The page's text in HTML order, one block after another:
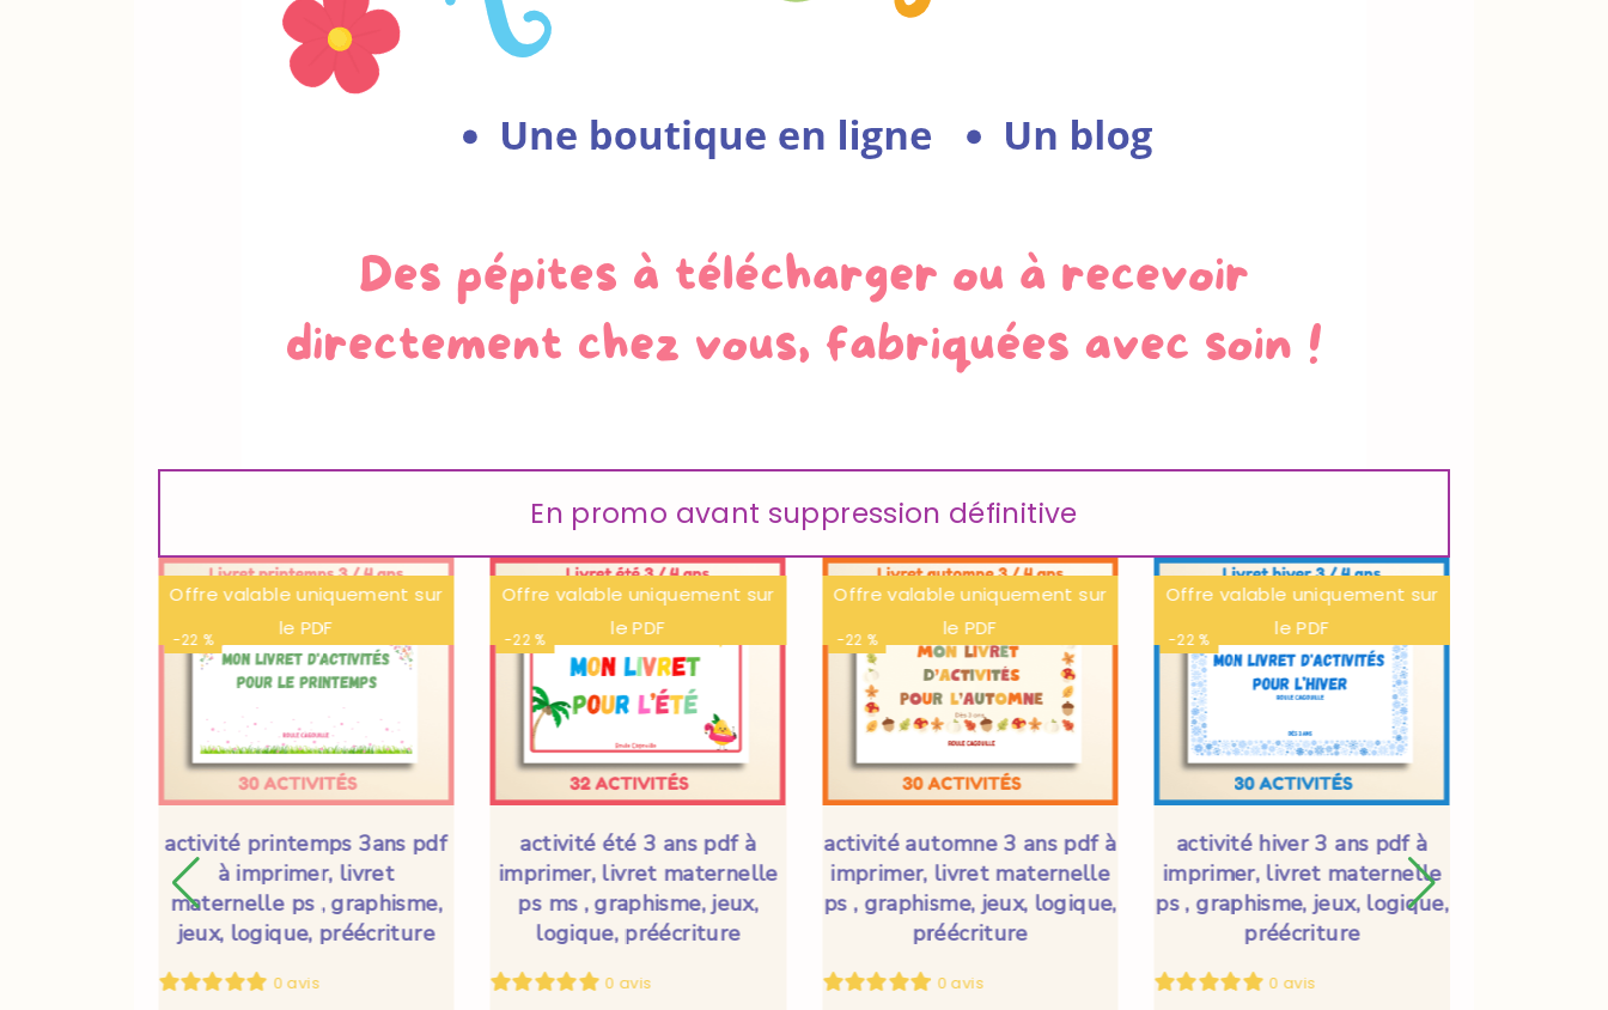
En promo avant suppression définitive
Offre valable uniquement sur
le PDF
-22 %
activité printemps 3ans pdf
à imprimer, livret
maternelle ps , graphisme,
jeux, logique, préécriture
0 avis
Offre valable uniquement sur
le PDF
-22 %
activité été 3 ans pdf à
imprimer, livret maternelle
ps ms , graphisme, jeux,
logique, préécriture
0 avis
Offre valable uniquement sur
le PDF
-22 %
activité automne 3 ans pdf à
imprimer, livret maternelle
ps , graphisme, jeux, logique,
préécriture
0 avis
Offre valable uniquement sur
le PDF
-22 %
activité hiver 3 ans pdf à
imprimer, livret maternelle
ps , graphisme, jeux, logique,
préécriture
0 avis